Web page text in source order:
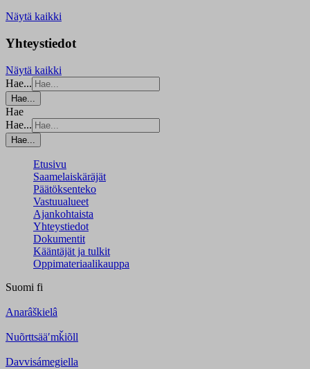
Näytä kaikki
Yhteystiedot
Näytä kaikki
Hae...
Hae...
Hae
Hae...
Hae...
Etusivu
Saamelaiskäräjät
Päätöksenteko
Vastuualueet
Ajankohtaista
Yhteystiedot
Dokumentit
Kääntäjät ja tulkit
Oppimateriaalikauppa
Suomi fi
Anarâškielâ
Nuõrttsääʹmǩiõll
Davvisámegiella